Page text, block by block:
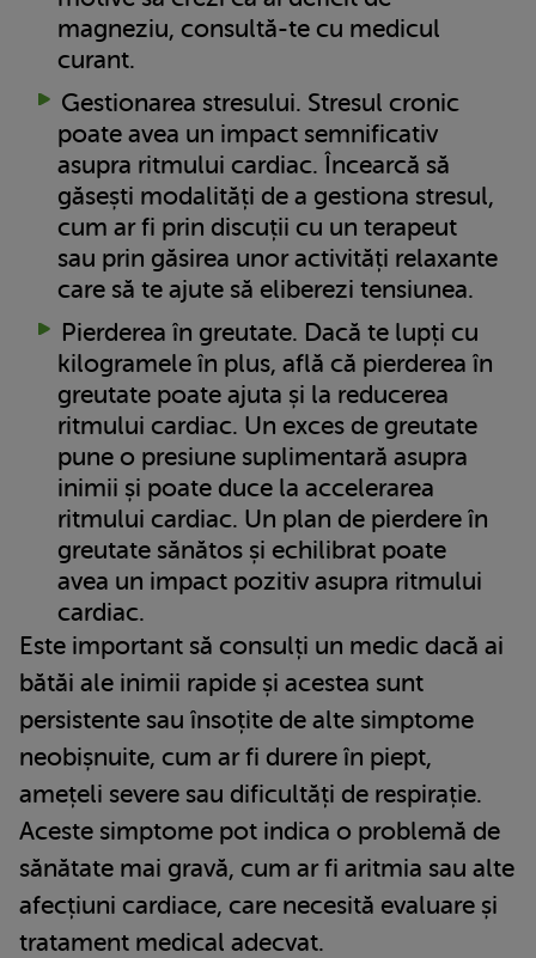
magneziu, consultă-te cu medicul
curant.
Gestionarea stresului. Stresul cronic
poate avea un impact semnificativ
asupra ritmului cardiac. Încearcă să
găsești modalități de a gestiona stresul,
cum ar fi prin discuții cu un terapeut
sau prin găsirea unor activități relaxante
care să te ajute să eliberezi tensiunea.
Pierderea în greutate. Dacă te lupți cu
kilogramele în plus, află că pierderea în
greutate poate ajuta și la reducerea
ritmului cardiac. Un exces de greutate
pune o presiune suplimentară asupra
inimii și poate duce la accelerarea
ritmului cardiac. Un plan de pierdere în
greutate sănătos și echilibrat poate
avea un impact pozitiv asupra ritmului
cardiac.
Este important să consulți un medic dacă ai
bătăi ale inimii rapide și acestea sunt
persistente sau însoțite de alte simptome
neobișnuite, cum ar fi durere în piept,
amețeli severe sau dificultăți de respirație.
Aceste simptome pot indica o problemă de
sănătate mai gravă, cum ar fi aritmia sau alte
afecțiuni cardiace, care necesită evaluare și
tratament medical adecvat.